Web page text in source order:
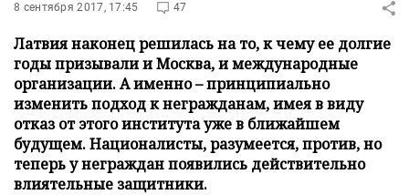
8 сентября 2017, 17:45 47
Латвия наконец решилась на то, к чему ее долгие
годы призывали и Москва, и международные
организации. А именно – принципиально
изменить подход к негражданам, имея в виду
отказ от этого института уже в ближайшем
будущем. Националисты, разумеется, против, но
теперь у неграждан появились действительно
влиятельные защитники.